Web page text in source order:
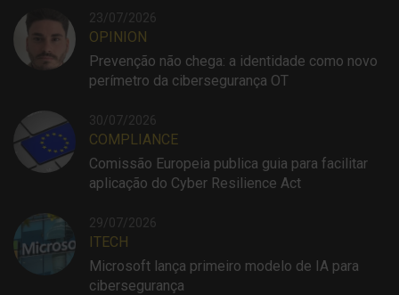
23/07/2026
OPINION
Prevenção não chega: a identidade como novo
perímetro da cibersegurança OT
30/07/2026
COMPLIANCE
Comissão Europeia publica guia para facilitar
aplicação do Cyber Resilience Act
29/07/2026
ITECH
Microsoft lança primeiro modelo de IA para
cibersegurança